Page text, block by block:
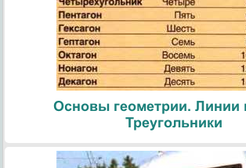
Основы геометрии. Линии
Треугольники